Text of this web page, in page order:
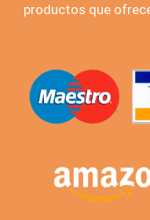
productos que